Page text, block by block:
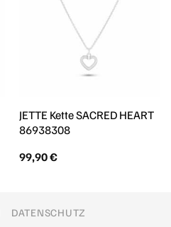
JETTE Kette SACRED HEART
86938308
99,90€
DATENSCHUTZ